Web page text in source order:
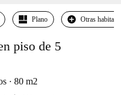
Plano Otras
piso de 5
80 m2